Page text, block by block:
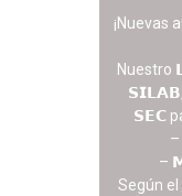
¡Nuevas
Nuestro
𝗦𝗘𝗖
–
Según